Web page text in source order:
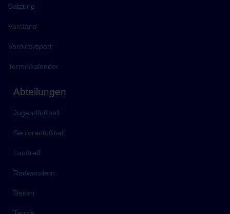
Satzung
Vorstand
Vereinsreport
Terminkalender
Abteilungen
Jugendfußball
Seniorenfußball
Lauftreff
Radwandern
Reiten